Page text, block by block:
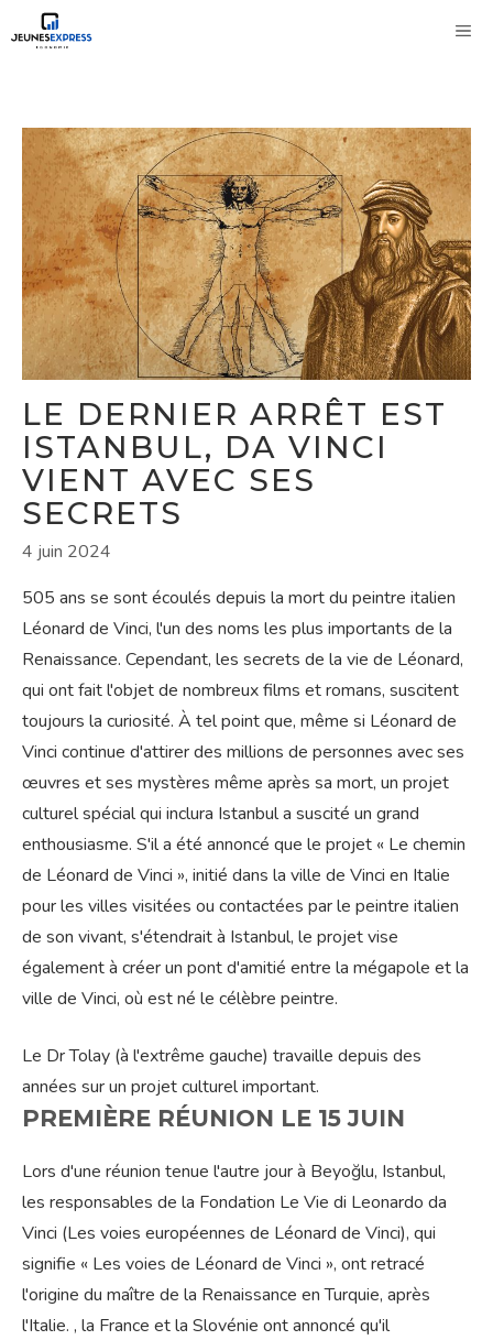
au
LE DERNIER ARRÊT EST
ISTANBUL, DA VINCI
VIENT AVEC SES
SECRETS
4 juin 2024
505 ans se sont écoulés depuis la mort du peintre italien
Léonard de Vinci, l'un des noms les plus importants de la
Renaissance. Cependant, les secrets de la vie de Léonard,
qui ont fait l'objet de nombreux films et romans, suscitent
toujours la curiosité. À tel point que, même si Léonard de
Vinci continue d'attirer des millions de personnes avec ses
œuvres et ses mystères même après sa mort, un projet
culturel spécial qui inclura Istanbul a suscité un grand
enthousiasme. S'il a été annoncé que le projet « Le chemin
de Léonard de Vinci », initié dans la ville de Vinci en Italie
pour les villes visitées ou contactées par le peintre italien
de son vivant, s'étendrait à Istanbul, le projet vise
également à créer un pont d'amitié entre la mégapole et la
ville de Vinci, où est né le célèbre peintre.
Le Dr Tolay (à l'extrême gauche) travaille depuis des
années sur un projet culturel important.
PREMIÈRE RÉUNION LE 15 JUIN
Lors d'une réunion tenue l'autre jour à Beyoğlu, Istanbul,
les responsables de la Fondation Le Vie di Leonardo da
Vinci (Les voies européennes de Léonard de Vinci), qui
signifie « Les voies de Léonard de Vinci », ont retracé
l'origine du maître de la Renaissance en Turquie, après
l'Italie. , la France et la Slovénie ont annoncé qu'il